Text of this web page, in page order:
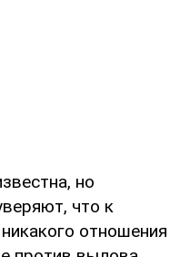
но
что к
отношения